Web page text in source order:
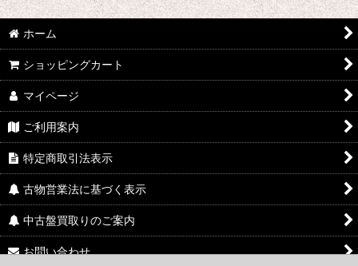
ホーム
ショッピングカート
マイページ
ご利用案内
特定商取引法表示
古物営業法に基づく表示
中古盤買取りのご案内
お問い合わせ